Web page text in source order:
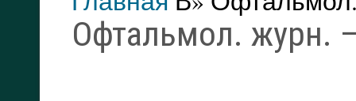
Офтальмол. журн.